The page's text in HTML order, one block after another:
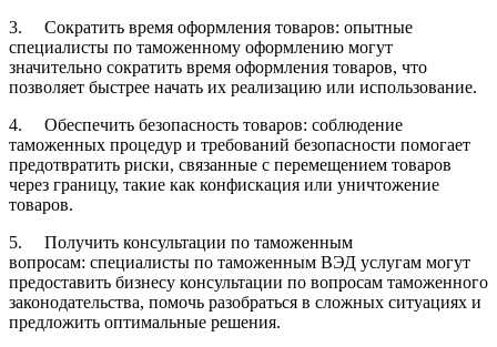
3. Сократить время оформления товаров: опытные
специалисты по таможенному оформлению могут
значительно сократить время оформления товаров, что
позволяет быстрее начать их реализацию или использование.
4. Обеспечить безопасность товаров: соблюдение
таможенных процедур и требований безопасности помогает
предотвратить риски, связанные с перемещением товаров
через границу, такие как конфискация или уничтожение
товаров.
5. Получить консультации по таможенным
вопросам: специалисты по таможенным ВЭД услугам могут
предоставить бизнесу консультации по вопросам таможенного
законодательства, помочь разобраться в сложных ситуациях и
предложить оптимальные решения.